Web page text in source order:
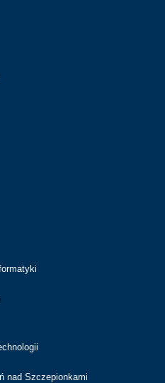
nad Szczepionkami